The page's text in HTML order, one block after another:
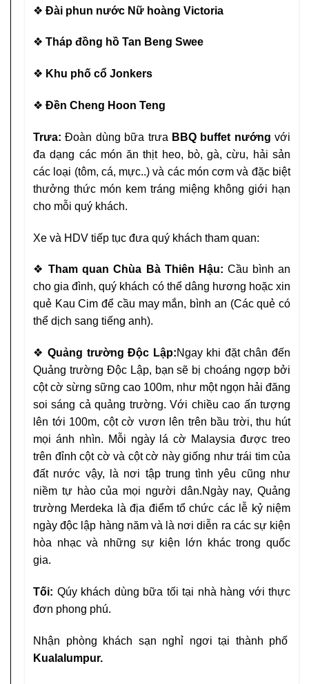
❖ Đài phun nước Nữ hoàng Victoria
❖ Tháp đồng hồ Tan Beng Swee
❖ Khu phố cổ Jonkers
❖ Đền Cheng Hoon Teng
Trưa:Đoàn dùng bữa trưa BBQ buffet nướng với
đa dạng các mónăn thịt heo, bò, gà, cừu, hải sản
các loại (tôm, cá, mực..) và các món cơm và đặc biệt
thưởng thức món kem tráng miệng không giới hạn
cho mỗi quý khách.
Xe và HDV tiếp tục đưa quý khách tham quan:
❖Tham quan Chùa Bà Thiên Hậu: Cầu bình an
cho gia đình,quý khách có thể dâng hương hoặc xin
quẻ Kau Cim để cầu may mắn, bình an (Các quẻ có
thể dịch sang tiếng anh).
❖Quảng trường Độc Lập:Ngay khi đặt chân đến
Quảng trường Độc Lập, bạn sẽ bị choáng ngợp bởi
cột cờ sừng sững cao 100m, như một ngọn hải đăng
soi sáng cả quảng trường. Với chiều cao ấn tượng
lên tới 100m, cột cờ vươn lên trên bầu trời, thu hút
mọi ánh nhìn. Mỗi ngày lá cờ Malaysia được treo
trên đỉnh cột cờ và cột cờ này giống như trái tim của
đất nước vậy, là nơi tập trungtình yêu cũng như
niềm tự hào của mọi người dân.Ngày nay, Quảng
trường Merdeka là địa điểm tổ chức các lễ kỷ niệm
ngàyđộc lập hàng năm và là nơi diễn ra các sự kiện
hòa nhạc và những sự kiện lớn khác trong quốc
gia.
Tối: Qúy khách dùng bữa tối tại nhà hàng với thực
đơn phong phú.
Nhận phòng khách sạn nghỉ ngơi tại thành phố
Kualalumpur.